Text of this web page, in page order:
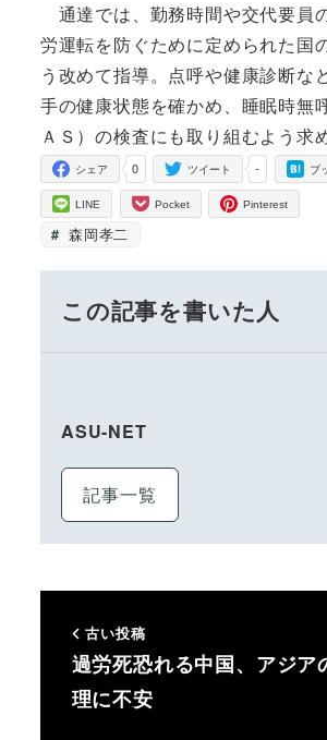
通達では、勤務時間や交代要員
労運転を防ぐために定められた国
う改めて指導。点呼や健康診断な
手の健康状態を確かめ、睡眠時無
ＡＳ）の検査にも取り組むよう求
0
シェア -
ツイート ブ
LINE Pocket Pinterest
森岡孝二
この記事を書いた人
ASU-NET
記事一覧
古い投稿
過労死恐れる中国、アジア
理に不安